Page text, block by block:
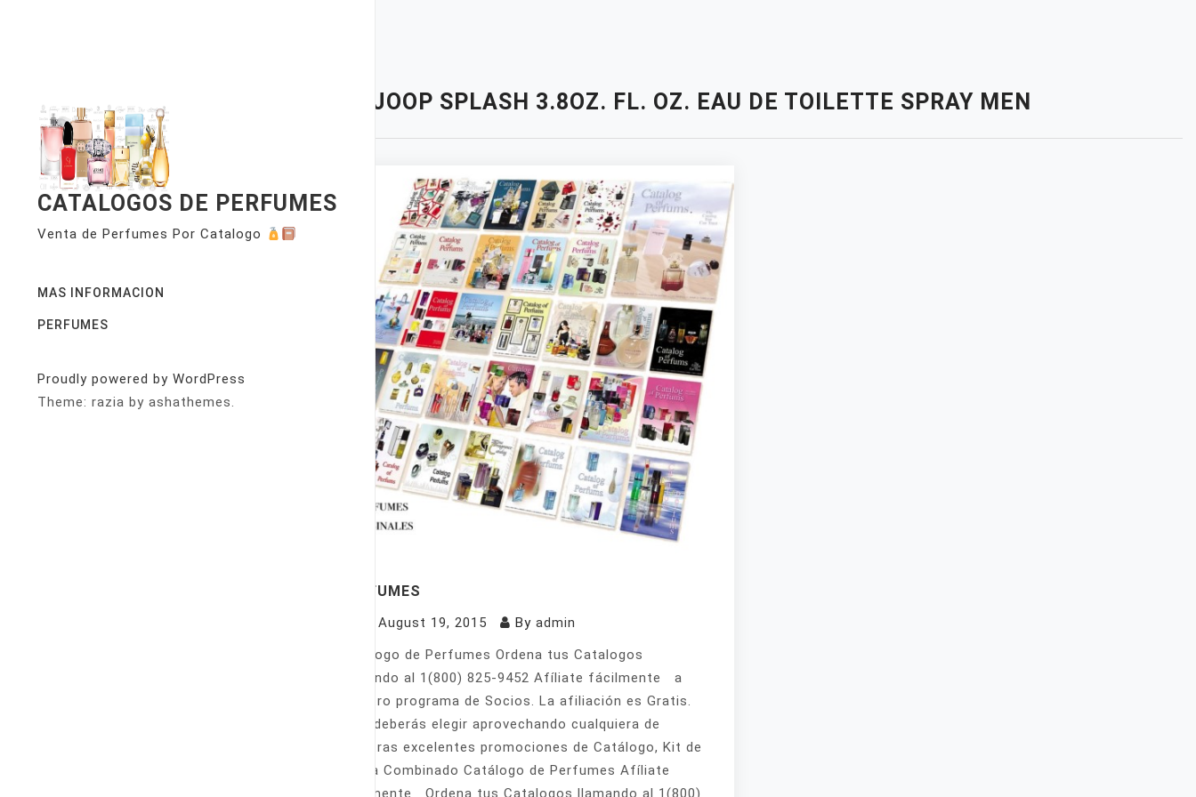
CATALOGOS DE PERFUMES
Venta de Perfumes Por Catalogo
MAS INFORMACION
PERFUMES
Proudly powered by WordPress
Theme: razia by ashathemes.
JOOP SPLASH 3.8OZ. FL. OZ. EAU DE TOILETTE SPRAY MEN
PERFUMES
August 19, 2015 By admin
Catálogo de Perfumes Ordena tus Catalogos
llamando al 1(800) 825-9452 Afíliate fácilmente a
nuestro programa de Socios. La afiliación es Gratis.
Sólo deberás elegir aprovechando cualquiera de
nuestras excelentes promociones de Catálogo, Kit de
Venta Combinado Catálogo de Perfumes Afíliate
fácilmente Ordena tus Catalogos llamando al 1(800)